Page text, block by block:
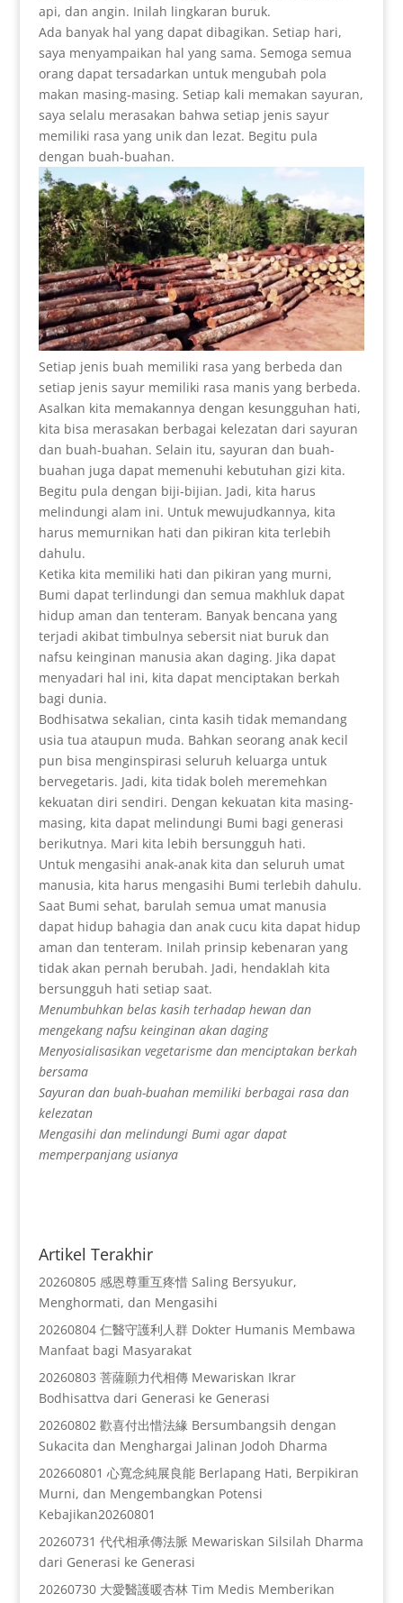
api, dan angin. Inilah lingkaran buruk.
Ada banyak hal yang dapat dibagikan. Setiap hari,
saya menyampaikan hal yang sama. Semoga semua
orang dapat tersadarkan untuk mengubah pola
makan masing-masing. Setiap kali memakan sayuran,
saya selalu merasakan bahwa setiap jenis sayur
memiliki rasa yang unik dan lezat. Begitu pula
dengan buah-buahan.
Setiap jenis buah memiliki rasa yang berbeda dan
setiap jenis sayur memiliki rasa manis yang berbeda.
Asalkan kita memakannya dengan kesungguhan hati,
kita bisa merasakan berbagai kelezatan dari sayuran
dan buah-buahan. Selain itu, sayuran dan buah-
buahan juga dapat memenuhi kebutuhan gizi kita.
Begitu pula dengan biji-bijian. Jadi, kita harus
melindungi alam ini. Untuk mewujudkannya, kita
harus memurnikan hati dan pikiran kita terlebih
dahulu.
Ketika kita memiliki hati dan pikiran yang murni,
Bumi dapat terlindungi dan semua makhluk dapat
hidup aman dan tenteram. Banyak bencana yang
terjadi akibat timbulnya sebersit niat buruk dan
nafsu keinginan manusia akan daging. Jika dapat
menyadari hal ini, kita dapat menciptakan berkah
bagi dunia.
Bodhisatwa sekalian, cinta kasih tidak memandang
usia tua ataupun muda. Bahkan seorang anak kecil
pun bisa menginspirasi seluruh keluarga untuk
bervegetaris. Jadi, kita tidak boleh meremehkan
kekuatan diri sendiri. Dengan kekuatan kita masing-
masing, kita dapat melindungi Bumi bagi generasi
berikutnya. Mari kita lebih bersungguh hati.
Untuk mengasihi anak-anak kita dan seluruh umat
manusia, kita harus mengasihi Bumi terlebih dahulu.
Saat Bumi sehat, barulah semua umat manusia
dapat hidup bahagia dan anak cucu kita dapat hidup
aman dan tenteram. Inilah prinsip kebenaran yang
tidak akan pernah berubah. Jadi, hendaklah kita
bersungguh hati setiap saat.
Menumbuhkan belas kasih terhadap hewan dan
mengekang nafsu keinginan akan daging
Menyosialisasikan vegetarisme dan menciptakan berkah
bersama
Sayuran dan buah-buahan memiliki berbagai rasa dan
kelezatan
Mengasihi dan melindungi Bumi agar dapat
memperpanjang usianya
Artikel Terakhir
20260805 感恩尊重互疼惜 Saling Bersyukur,
Menghormati, dan Mengasihi
20260804 仁醫守護利人群 Dokter Humanis Membawa
Manfaat bagi Masyarakat
20260803 菩薩願力代相傳 Mewariskan Ikrar
Bodhisattva dari Generasi ke Generasi
20260802 歡喜付出惜法緣 Bersumbangsih dengan
Sukacita dan Menghargai Jalinan Jodoh Dharma
202660801 心寬念純展良能 Berlapang Hati, Berpikiran
Murni, dan Mengembangkan Potensi
Kebajikan20260801
20260731 代代相承傳法脈 Mewariskan Silsilah Dharma
dari Generasi ke Generasi
20260730 大愛醫護暖杏林 Tim Medis Memberikan